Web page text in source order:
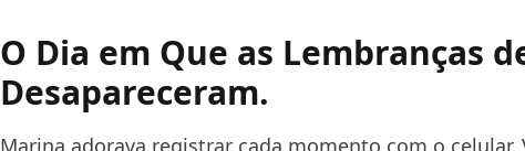
O Dia em Que as Lembranças
Desapareceram.
Marina adorava registrar cada momento com o celular.